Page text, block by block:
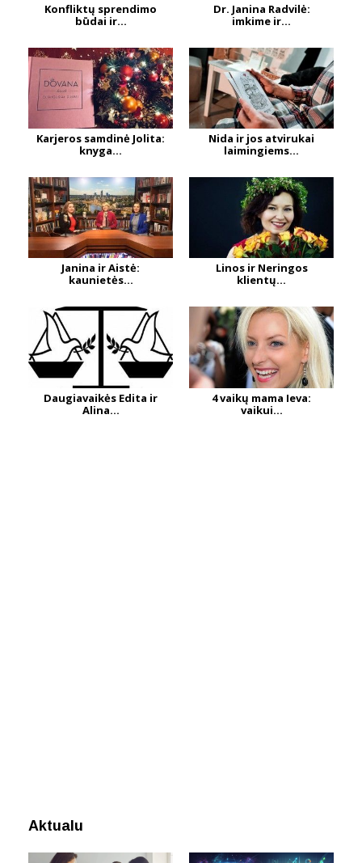
Konfliktų sprendimo
būdai ir...
Dr. Janina Radvilė:
imkime ir...
Karjeros samdinė Jolita:
knyga...
Nida ir jos atvirukai
laimingiems...
Janina ir Aistė:
kaunietės...
Linos ir Neringos
klientų...
Daugiavaikės Edita ir
Alina...
4 vaikų mama Ieva:
vaikui...
Aktualu